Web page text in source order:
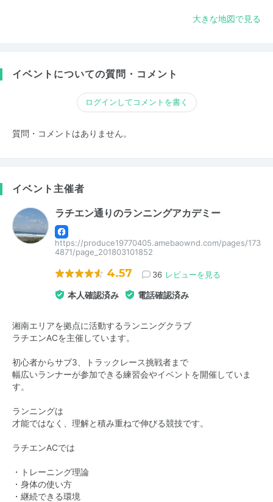
大きな地図で見る
イベントについての質問・コメント
ログインしてコメントを書く
質問・コメントはありません。
イベント主催者
ラチエン通りのランニングアカデミー
https://produce19770405.amebaownd.com/pages/173
4871/page_201803101852
4.57 36 レビューを見る
本人確認済み 電話確認済み
湘南エリアを拠点に活動するランニングクラブ
ラチエンACを主催しています。
初心者からサブ3、トラックレース挑戦者まで
幅広いランナーが参加できる練習会やイベントを開催していま
す。
ランニングは
才能ではなく、理解と積み重ねで伸びる競技です。
ラチエンACでは
・トレーニング理論
・身体の使い方
・継続できる環境